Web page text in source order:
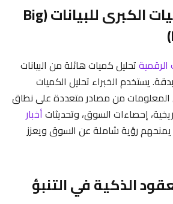
4. تحليل الكميات الكبرى للبيانات (Big
تحليل كميات هائلة من البيانات
بدقة. يستخدم الخبراء تحليل الكميات
المعلومات من مصادر متعددة على نطاق
إحصاءات السوق، وتحديثاتأخبار
يمنحهم رؤية شاملة عن السوق ويعزز